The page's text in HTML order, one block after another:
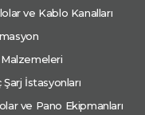
ve Kablo Kanalları
Şarj İstasyonları
ve Pano Ekipmanları